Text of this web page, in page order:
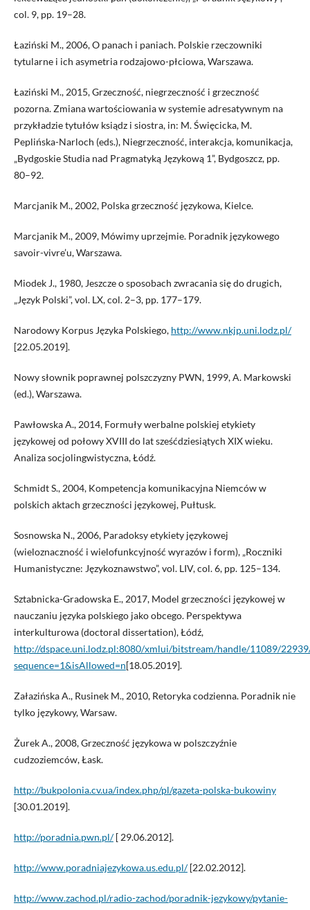
col. 9, pp. 19–28.
Łaziński M., 2006, O panach i paniach. Polskie rzeczowniki
tytularne i ich asymetria rodzajowo-płciowa, Warszawa.
Łaziński M., 2015, Grzeczność, niegrzeczność i grzeczność
pozorna. Zmiana wartościowania w systemie adresatywnym na
przykładzie tytułów ksiądz i siostra, in: M. Święcicka, M.
Peplińska-Narloch (eds.), Niegrzeczność, interakcja, komunikacja,
„Bydgoskie Studia nad Pragmatyką Językową 1”, Bydgoszcz, pp.
80–92.
Marcjanik M., 2002, Polska grzeczność językowa, Kielce.
Marcjanik M., 2009, Mówimy uprzejmie. Poradnik językowego
savoir-vivre’u, Warszawa.
Miodek J., 1980, Jeszcze o sposobach zwracania się do drugich,
„Język Polski”, vol. LX, col. 2–3, pp. 177–179.
Narodowy Korpus Języka Polskiego, http://www.nkjp.uni.lodz.pl/
[22.05.2019].
Nowy słownik poprawnej polszczyzny PWN, 1999, A. Markowski
(ed.), Warszawa.
Pawłowska A., 2014, Formuły werbalne polskiej etykiety
językowej od połowy XVIII do lat sześćdziesiątych XIX wieku.
Analiza socjolingwistyczna, Łódź.
Schmidt S., 2004, Kompetencja komunikacyjna Niemców w
polskich aktach grzeczności językowej, Pułtusk.
Sosnowska N., 2006, Paradoksy etykiety językowej
(wieloznaczność i wielofunkcyjność wyrazów i form), „Roczniki
Humanistyczne: Językoznawstwo”, vol. LIV, col. 6, pp. 125–134.
Sztabnicka-Gradowska E., 2017, Model grzeczności językowej w
nauczaniu języka polskiego jako obcego. Perspektywa
interkulturowa (doctoral dissertation), Łódź,
http://dspace.uni.lodz.pl:8080/xmlui/bitstream/handle/11089/
sequence=1&isAllowed=n[18.05.2019].
Załazińska A., Rusinek M., 2010, Retoryka codzienna. Poradnik nie
tylko językowy, Warsaw.
Żurek A., 2008, Grzeczność językowa w polszczyźnie
cudzoziemców, Łask.
http://bukpolonia.cv.ua/index.php/pl/gazeta-polska-bukowiny
[30.01.2019].
http://poradnia.pwn.pl/[ 29.06.2012].
http://www.poradniajezykowa.us.edu.pl/[22.02.2012].
http://www.zachod.pl/radio-zachod/poradnik-jezykowy/pytanie-